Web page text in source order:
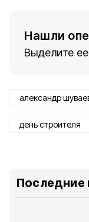
Нашли
Выделите
александр
день строителя
Последние